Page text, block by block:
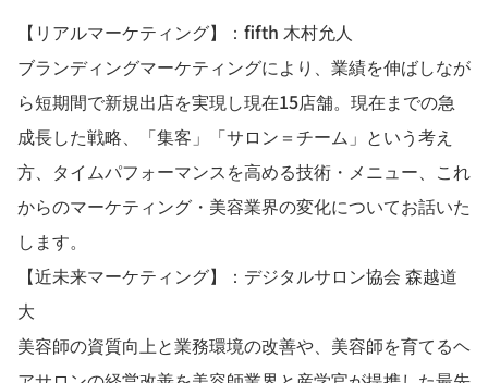
【リアルマーケティング】：fifth 木村允人
ブランディングマーケティングにより、業績を伸ばしなが
ら短期間で新規出店を実現し現在15店舗。現在までの急
成長した戦略、「集客」「サロン＝チーム」という考え
方、タイムパフォーマンスを高める技術・メニュー、これ
からのマーケティング・美容業界の変化についてお話いた
します。
【近未来マーケティング】：デジタルサロン協会 森越道
大
美容師の資質向上と業務環境の改善や、美容師を育てるヘ